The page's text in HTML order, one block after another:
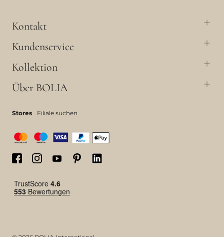
Kontakt
Kundenservice
Kollektion
Über BOLIA
Stores Filiale suchen